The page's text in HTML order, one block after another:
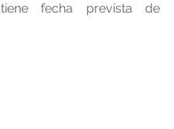
fecha prevista de